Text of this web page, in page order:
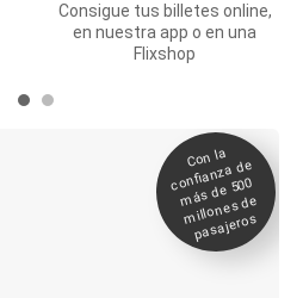
Consigue tus billetes online,
en nuestra app o en una
Flixshop
Con la
confianza de
más de 500
millones de
pasajeros